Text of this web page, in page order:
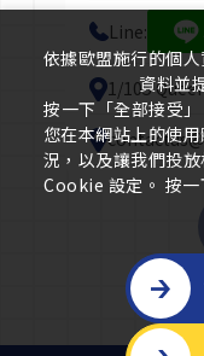
Line:
1/105
依據歐盟施行的個
資料並
按一下「全部接受
您在本網站上的使
況，以及讓我們投
Cookie 設定。 按